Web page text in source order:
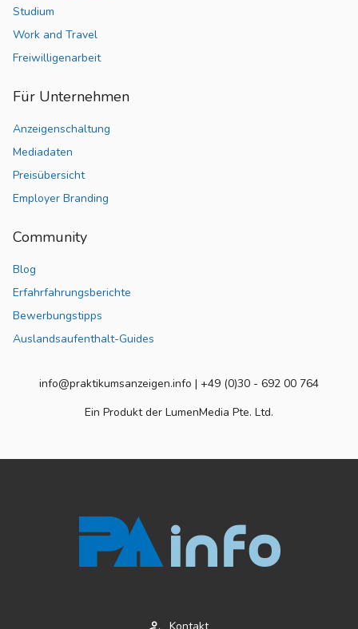
Studium
Work and Travel
Freiwilligenarbeit
Für Unternehmen
Anzeigenschaltung
Mediadaten
Preisübersicht
Employer Branding
Community
Blog
Erfahrfahrungsberichte
Bewerbungstipps
Auslandsaufenthalt-Guides
info@praktikumsanzeigen.info | +49 (0)30 - 692 00 764
Ein Produkt der LumenMedia Pte. Ltd.